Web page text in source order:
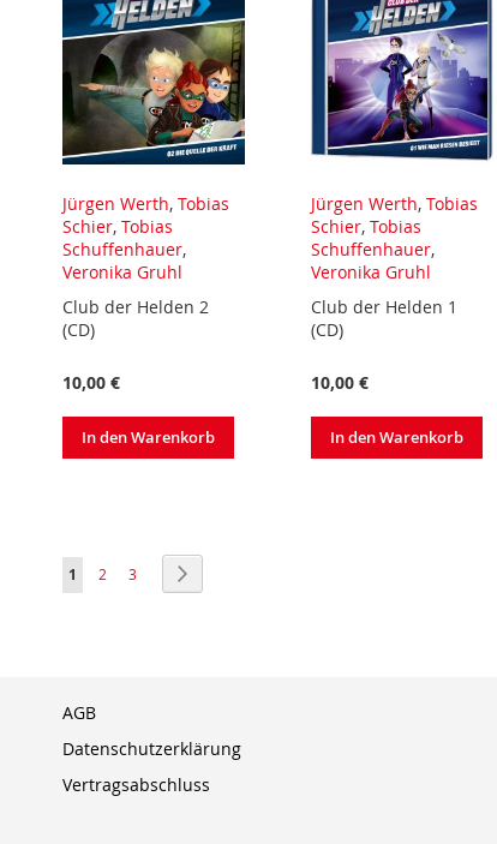
Jürgen Werth, Tobias
Schier, Tobias
Schuffenhauer,
Veronika Gruhl
Club der Helden 2
(CD)
10,00 €
In den Warenkorb
Jürgen Werth, Tobias
Schier, Tobias
Schuffenhauer,
Veronika Gruhl
Club der Helden 1
(CD)
10,00 €
In den Warenkorb
Seite
Sie lesen gerade Seite
1 Seite
2 Seite
3
AGB
Datenschutzerklärung
Vertragsabschluss